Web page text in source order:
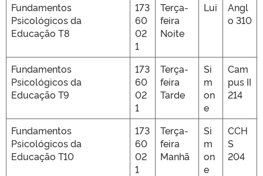
Fundamentos
Psicológicos da
Educação T8
173
60
02
1
Terça-
feira
Noite
Lui
Angl
o 310
Fundamentos
Psicológicos da
Educação T9
173
60
02
1
Terça-
feira
Tarde
Si
m
on
e
Cam
pus II
214
Fundamentos
Psicológicos da
Educação T10
173
60
02
1
Terça-
feira
Manhã
Si
m
on
e
CCH
S
204